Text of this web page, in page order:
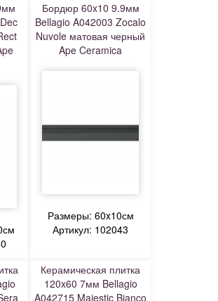
Бордюр 60x10 9.9мм
Bellagio A042003 Zocalo
Nuvole матовая черный
Ape Ceramica
Размеры: 60x10см
Артикул: 102043
Керамическая плитка
120x60 7мм Bellagio
A042715 Majestic Bianco